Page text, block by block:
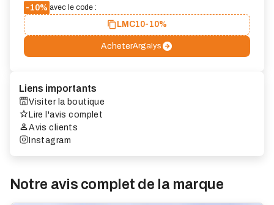
-10% avec le code :
LMC10-10%
AcheterArgalys
Liens importants
Visiter la boutique
Lire l'avis complet
Avis clients
Instagram
Notre avis complet de la marque